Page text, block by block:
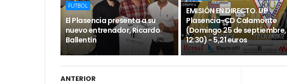
FUTBOL
El Plasencia presenta a su
nuevo entrenador, Ricardo
Ballentín
EMISIÓN EN DIRECTO. UP
Plasencia-CD Calamonte
(Domingo 25 de septiembre,
12:30) - 5,21 euros
ANTERIOR